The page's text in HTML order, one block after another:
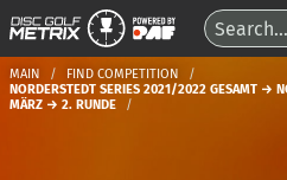
MAIN
FIND COMPETITION
NORDERSTEDT SERIES 2021/2022 GESAMT →
MÄRZ → 2. RUNDE